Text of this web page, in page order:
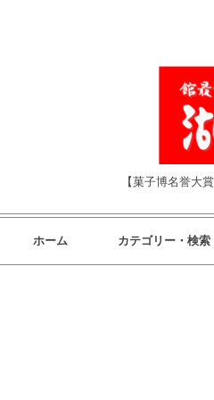
【菓子博名誉大
ホーム カテゴリー・検索